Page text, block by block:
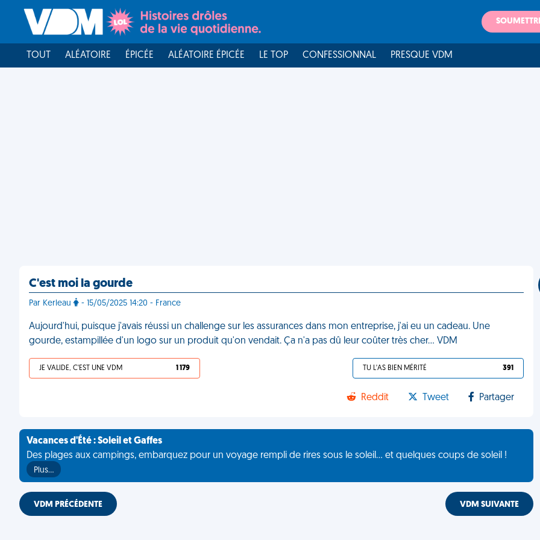
TOUT ALÉATOIRE ÉPICÉE ALÉATOIRE ÉPICÉE LE TOP CONFESSIONNAL PRESQUE VDM
C'est moi la gourde
Par Kerleau - 15/05/2025 14:20 - France
Aujourd'hui, puisque j'avais réussi un challenge sur les assurances dans mon entreprise, j'ai eu un cadeau. Une
gourde, estampillée d'un logo sur un produit qu'on vendait. Ça n'a pas dû leur coûter très cher… VDM
JE VALIDE, C'EST UNE VDM 1 179 TU L'AS BIEN MÉRITÉ 391
Reddit Tweet Partager
Vacances d'Été : Soleil et Gaffes
Des plages aux campings, embarquez pour un voyage rempli de rires sous le soleil... et quelques coups de soleil !
Plus…
VDM PRÉCÉDENTE VDM SUIVANTE